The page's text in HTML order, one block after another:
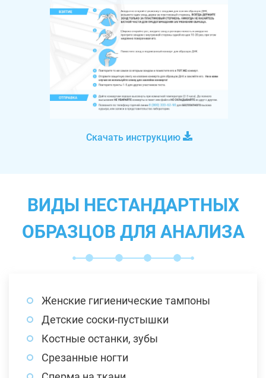
Скачать инструкцию
ВИДЫ НЕСТАНДАРТНЫХ
ОБРАЗЦОВ ДЛЯ АНАЛИЗА
Женские гигиенические тампоны
Детские соски-пустышки
Костные останки, зубы
Срезанные ногти